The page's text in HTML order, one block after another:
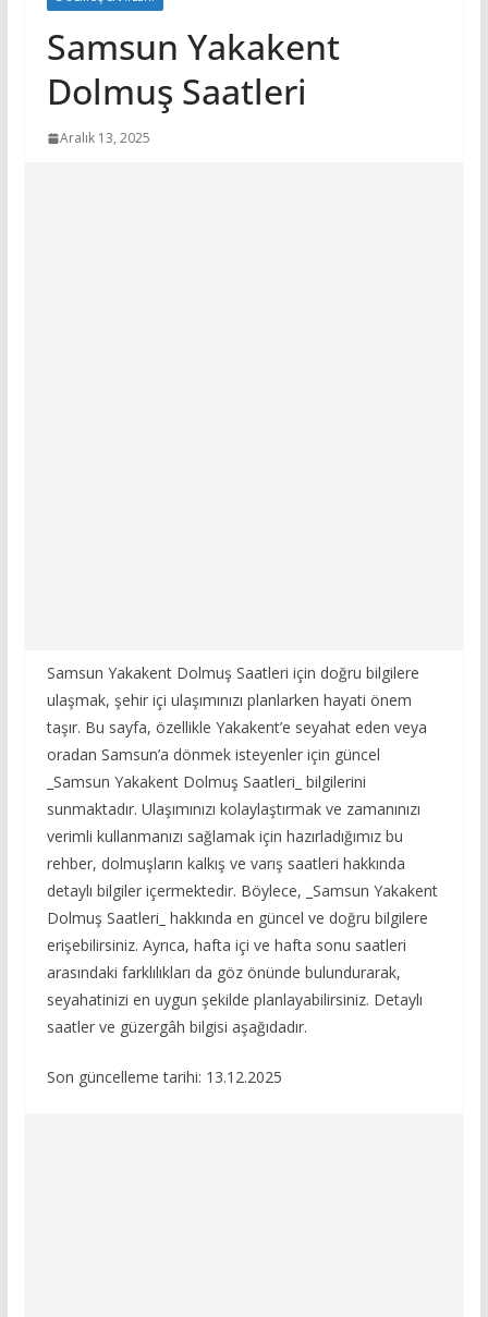
Samsun Yakakent
Dolmuş Saatleri
Aralık 13, 2025
Samsun Yakakent Dolmuş Saatleri için doğru bilgilere
ulaşmak, şehir içi ulaşımınızı planlarken hayati önem
taşır. Bu sayfa, özellikle Yakakent’e seyahat eden veya
oradan Samsun’a dönmek isteyenler için güncel
_Samsun Yakakent Dolmuş Saatleri_ bilgilerini
sunmaktadır. Ulaşımınızı kolaylaştırmak ve zamanınızı
verimli kullanmanızı sağlamak için hazırladığımız bu
rehber, dolmuşların kalkış ve varış saatleri hakkında
detaylı bilgiler içermektedir. Böylece, _Samsun Yakakent
Dolmuş Saatleri_ hakkında en güncel ve doğru bilgilere
erişebilirsiniz. Ayrıca, hafta içi ve hafta sonu saatleri
arasındaki farklılıkları da göz önünde bulundurarak,
seyahatinizi en uygun şekilde planlayabilirsiniz. Detaylı
saatler ve güzergâh bilgisi aşağıdadır.
Son güncelleme tarihi: 13.12.2025